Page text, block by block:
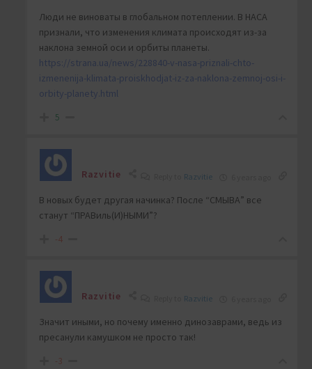
Люди не виноваты в глобальном потеплении. В НАСА
признали, что изменения климата происходят из-за
наклона земной оси и орбиты планеты.
https://strana.ua/news/228840-v-nasa-priznali-chto-
izmenenija-klimata-proiskhodjat-iz-za-naklona-zemnoj-osi-i-
orbity-planety.html
5
Razvitie Razvitie
В новых будет другая начинка? После “СМЫВА” все
станут “ПРАВиль(И)НЫМИ”?
-4
Razvitie Razvitie
Значит иными, но почему именно динозаврами, ведь из
пресанули камушком не просто так!
-3